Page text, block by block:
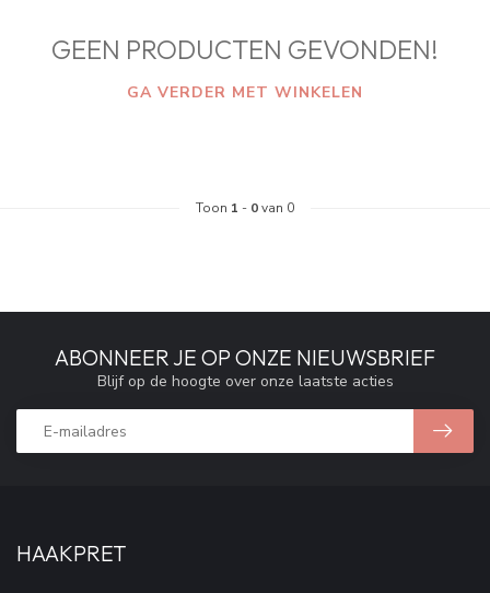
GEEN PRODUCTEN GEVONDEN!
GA VERDER MET WINKELEN
Toon 1 - 0van 0
ABONNEER JE OP ONZE NIEUWSBRIEF
Blijf op de hoogte over onze laatste acties
HAAKPRET